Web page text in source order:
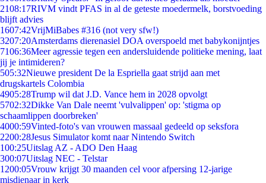
2108:17RIVM vindt PFAS in al de geteste moedermelk, borstvoeding
blijft advies
1607:42VrijMiBabes #316 (not very sfw!)
3207:20Amsterdams dierenasiel DOA overspoeld met babykonijntjes
7106:36Meer agressie tegen een andersluidende politieke mening, laat
jij je intimideren?
505:32Nieuwe president De la Espriella gaat strijd aan met
drugskartels Colombia
4905:28Trump wil dat J.D. Vance hem in 2028 opvolgt
5702:32Dikke Van Dale neemt 'vulvalippen' op: 'stigma op
schaamlippen doorbreken'
4000:59Vinted-foto's van vrouwen massaal gedeeld op seksfora
2200:28Jesus Simulator komt naar Nintendo Switch
100:25Uitslag AZ - ADO Den Haag
300:07Uitslag NEC - Telstar
1200:05Vrouw krijgt 30 maanden cel voor afpersing 12-jarige
misdienaar in kerk